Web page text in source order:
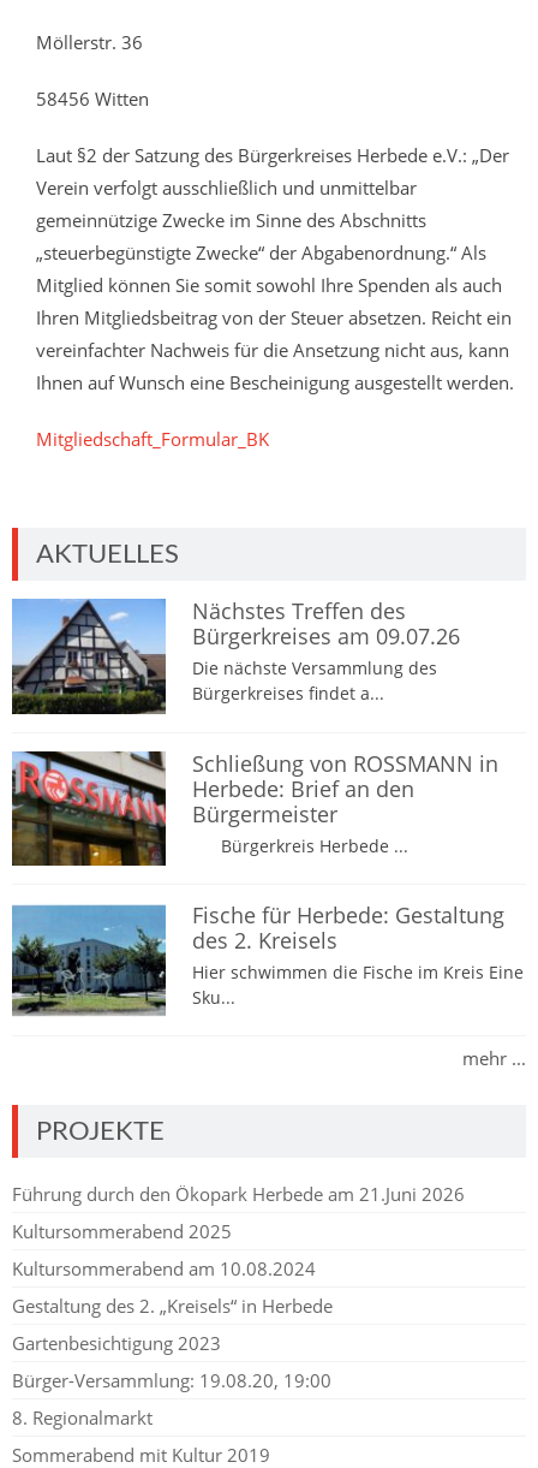
Möllerstr. 36
58456 Witten
Laut §2 der Satzung des Bürgerkreises Herbede e.V.: „Der
Verein verfolgt ausschließlich und unmittelbar
gemeinnützige Zwecke im Sinne des Abschnitts
„steuerbegünstigte Zwecke“ der Abgabenordnung.“ Als
Mitglied können Sie somit sowohl Ihre Spenden als auch
Ihren Mitgliedsbeitrag von der Steuer absetzen. Reicht ein
vereinfachter Nachweis für die Ansetzung nicht aus, kann
Ihnen auf Wunsch eine Bescheinigung ausgestellt werden.
Mitgliedschaft_Formular_BK
AKTUELLES
Nächstes Treffen des
Bürgerkreises am 09.07.26
Die nächste Versammlung des
Bürgerkreises findet a...
Schließung von ROSSMANN in
Herbede: Brief an den
Bürgermeister
Bürgerkreis Herbede ...
Fische für Herbede: Gestaltung
des 2. Kreisels
Hier schwimmen die Fische im Kreis Eine
Sku...
mehr ...
PROJEKTE
Führung durch den Ökopark Herbede am 21.Juni 2026
Kultursommerabend 2025
Kultursommerabend am 10.08.2024
Gestaltung des 2. „Kreisels“ in Herbede
Gartenbesichtigung 2023
Bürger-Versammlung: 19.08.20, 19:00
8. Regionalmarkt
Sommerabend mit Kultur 2019